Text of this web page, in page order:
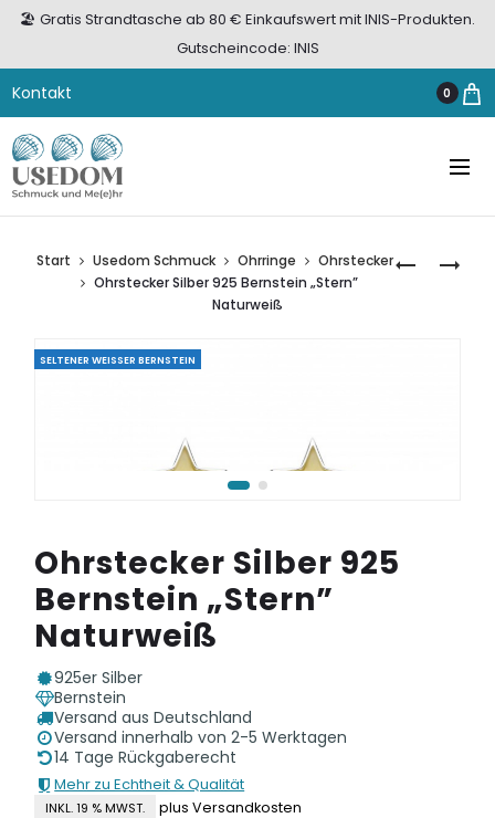
🏖️ Gratis Strandtasche ab 80 € Einkaufswert mit INIS-Produkten.
Gutscheincode: INIS
Kontakt 0
CREOLEN
Start Usedom Schmuck Ohrringe
Ohrstecker
Ohrstecker Silber 925 Bernstein „Stern”
Naturweiß
SELTENER WEISSER BERNSTEIN
Ohrstecker Silber 925
Bernstein „Stern”
Naturweiß
925er Silber
Bernstein
Versand aus Deutschland
Versand innerhalb von 2-5 Werktagen
14 Tage Rückgaberecht
Mehr zu Echtheit & Qualität
INKL. 19 % MWST. plus Versandkosten